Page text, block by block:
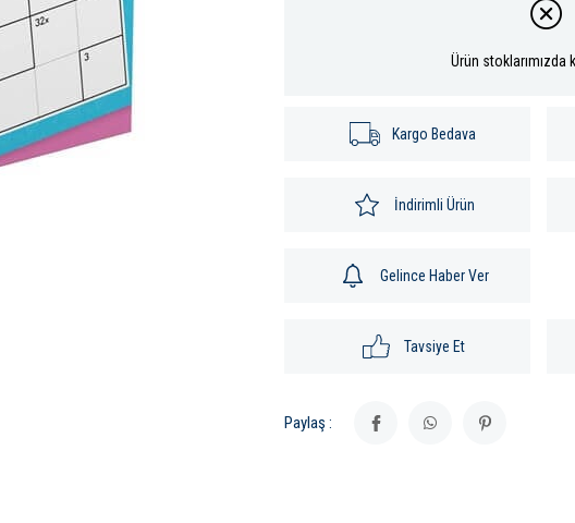
Ürün stoklarımızda
Kargo Bedava
İndirimli Ürün
Gelince Haber Ver
Tavsiye Et
Paylaş :